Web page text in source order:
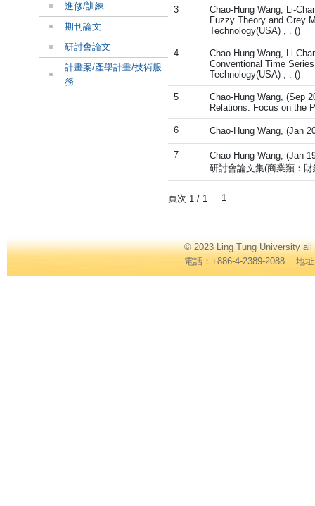
進修/訓練
期刊論文
研討會論文
計畫案/產學計畫/技術服
務
3
Chao-Hung Wang, Li-
Fuzzy Theory and Grey
Technology(USA) , . ()
4
Chao-Hung Wang, Li-
Conventional Time
Technology(USA) , . ()
5
Chao-Hung Wang, (Sep
Relations: Focus on the
6 Chao-Hung Wang, (Jan
7
Chao-Hung Wang, (Jan
研討會論文集(商業類：
頁次 1 / 1 1
© 2023 Ling Tung University
電話：+886-4-2389-2088 地